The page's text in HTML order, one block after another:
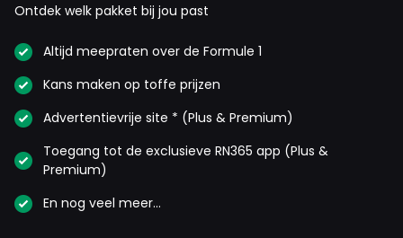
Ontdek welk pakket bij jou past
Altijd meepraten over de Formule 1
Kans maken op toffe prijzen
Advertentievrije site * (Plus & Premium)
Toegang tot de exclusieve RN365 app (Plus &
Premium)
En nog veel meer…